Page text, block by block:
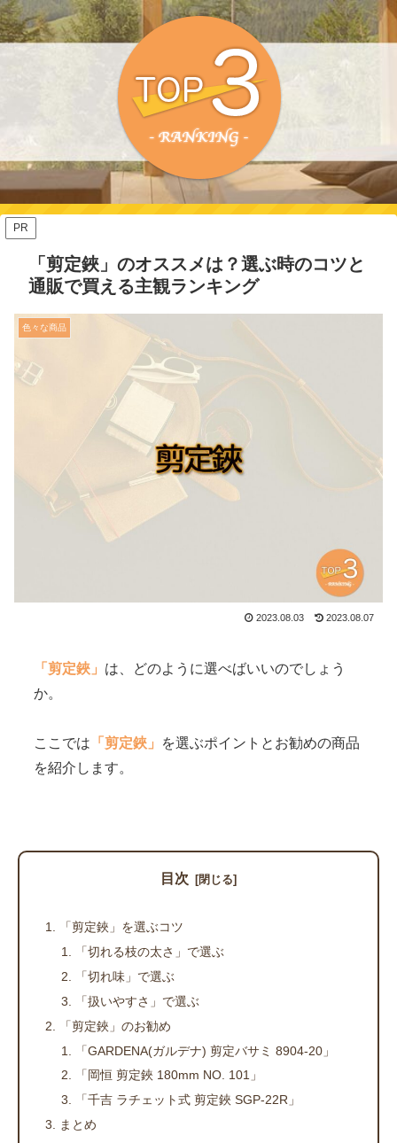
PR
「剪定鋏」のオススメは？選ぶ時のコツと
通販で買える主観ランキング
色々な商品
2023.08.03 2023.08.07
「剪定鋏」 は、どのように選べばいいのでしょう
か。
ここでは 「剪定鋏」 を選ぶポイントとお勧めの商品
を紹介します。
目次
「剪定鋏」を選ぶコツ
「切れる枝の太さ」で選ぶ
「切れ味」で選ぶ
「扱いやすさ」で選ぶ
「剪定鋏」のお勧め
「GARDENA(ガルデナ) 剪定バサミ 8904-20」
「岡恒 剪定鋏 180mm NO. 101」
「千吉 ラチェット式 剪定鋏 SGP-22R」
まとめ